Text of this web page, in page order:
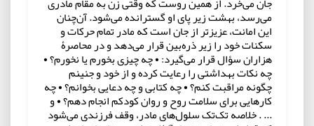
می‌رسد، بهشت زیر پای او گسترانده می‌شود. آن‌چنان
این امانت، عزیزتر از جان است که مادر تمام حرکات و
سکنات خود را زیر ذره‌بین قرار می‌دهد و در محاصرۀ
هزاران سؤال قرار می‌گیرد: • چه چیزی بخورم یا نخورم؟ •
چه نکات بهداشتی را رعایت کرده و از خود و جنینم
چگونه مراقبت کنم؟ • چه کتابی و چه دعایی بخوانم؟ • چه
کارهایی برای سلامت روح و روان کودکم انجام دهم؟ • و
... . خلاصه تک‌تک سلول‌های مادر، وقف فرزندی می‌شود